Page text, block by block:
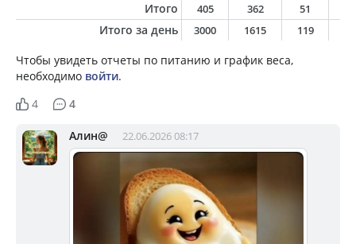
Итого
405 362 51
Итого за день 3000 1615 119
Чтобы увидеть отчеты по питанию и график веса,
необходимо войти.
4
4
Алин@ 22.06.2026 08:17